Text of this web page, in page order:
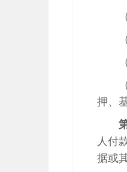
押、
人付
据或